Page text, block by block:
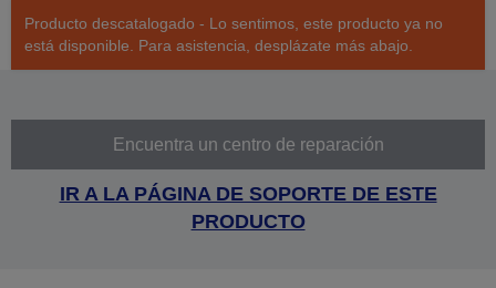
Producto descatalogado - Lo sentimos, este producto ya no
está disponible. Para asistencia, desplázate más abajo.
Encuentra un centro de reparación
IR A LA PÁGINA DE SOPORTE DE ESTE
PRODUCTO